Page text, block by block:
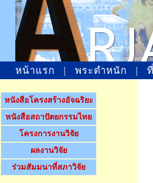
หน้าแรก | พระตำหนัก |
หนังสือโครงสร้างอัจฉริยะ
หนังสือสถาปัตยกรรมไทย
โครงการงานวิจัย
ผลงานวิจัย
ร่วมสัมมนาที่สภาวิจัย